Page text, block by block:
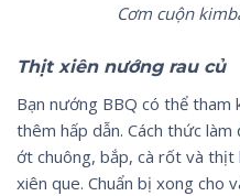
Cơm cuộn
Thịt xiên nướng rau củ
Bạn nướng BBQ có thể
thêm hấp dẫn. Cách thức làm
ớt chuông, bắp, cà rốt và
xiên que. Chuẩn bị xong cho